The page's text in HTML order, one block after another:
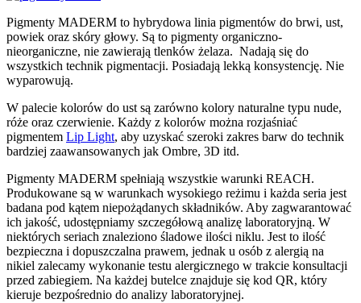
Pigmenty MADERM to hybrydowa linia pigmentów do brwi, ust,
powiek oraz skóry głowy. Są to pigmenty organiczno-
nieorganiczne, nie zawierają tlenków żelaza. Nadają się do
wszystkich technik pigmentacji. Posiadają lekką konsystencję. Nie
wyparowują.
W palecie kolorów do ust są zarówno kolory naturalne typu nude,
róże oraz czerwienie. Każdy z kolorów można rozjaśniać
pigmentem Lip Light, aby uzyskać szeroki zakres barw do technik
bardziej zaawansowanych jak Ombre, 3D itd.
Pigmenty MADERM spełniają wszystkie warunki REACH.
Produkowane są w warunkach wysokiego reżimu i każda seria jest
badana pod kątem niepożądanych składników. Aby zagwarantować
ich jakość, udostępniamy szczegółową analizę laboratoryjną. W
niektórych seriach znaleziono śladowe ilości niklu. Jest to ilość
bezpieczna i dopuszczalna prawem, jednak u osób z alergią na
nikiel zalecamy wykonanie testu alergicznego w trakcie konsultacji
przed zabiegiem. Na każdej butelce znajduje się kod QR, który
kieruje bezpośrednio do analizy laboratoryjnej.